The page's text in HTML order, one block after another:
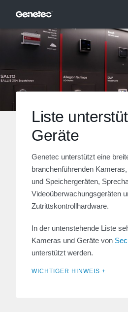
Liste
Geräte
Genetec unterstützt eine
branchenführenden
und Speichergeräten,
Videoüberwachungsgeräten
Zutrittskontrollhardware.
In der untenstehende Liste
Kameras und Geräte von
unterstützt werden.
WICHTIGER HINWEIS +